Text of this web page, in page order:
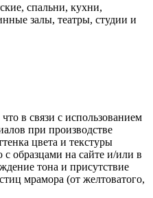
спальни, кухни,
залы, театры, студии и
в связи с использованием
при производстве
цвета и текстуры
образцами на сайте и/или в
тона и присутствие
мрамора (от желтоватого,